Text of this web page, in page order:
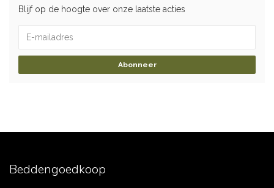
Blijf op de hoogte over onze laatste acties
Abonneer
Beddengoedkoop